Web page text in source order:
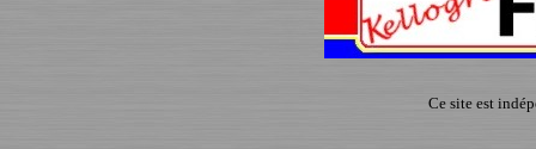
Ce site est